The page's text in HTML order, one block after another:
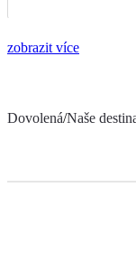
zobrazit více
Dovolená/Naše